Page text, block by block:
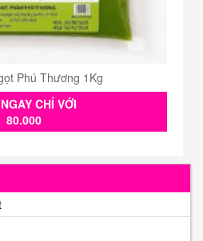
Phú Thương 1Kg
CHỈ VỚI
80.000